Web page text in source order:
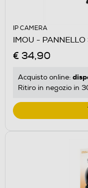
IP CAMERA
IMOU -
€ 34,90
Acquisto online:
Ritiro in negozio in